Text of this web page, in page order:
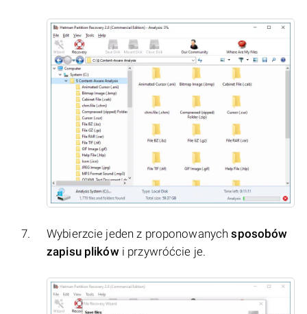
Wybierzcie jeden z proponowanychsposobów
zapisu plikówi przywróćcie je.